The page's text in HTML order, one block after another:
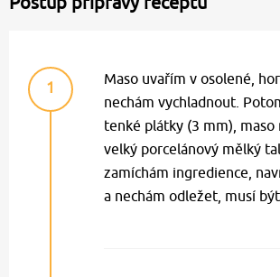
1
Maso uvařím v osolené,
nechám vychladnout.
tenké plátky (3 mm), maso
velký porcelánový mělký
zamíchám ingredience,
a nechám odležet, musí